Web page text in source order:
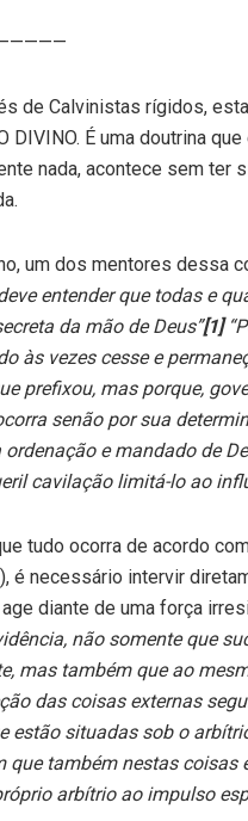
de Calvinistas rígidos,
DIVINO. É uma doutrina
nada, acontece sem ter
um dos mentores dessa
entender que todas e
da mão de Deus”[1]
às vezes cesse e
prefixou, mas porque,
senão por sua
ordenação e mandado de
cavilação limitá-lo ao
tudo ocorra de acordo
é necessário intervir
diante de uma força
não somente que
mas também que ao
das coisas externas
estão situadas sob o
que também nestas coisas
arbítrio ao impulso